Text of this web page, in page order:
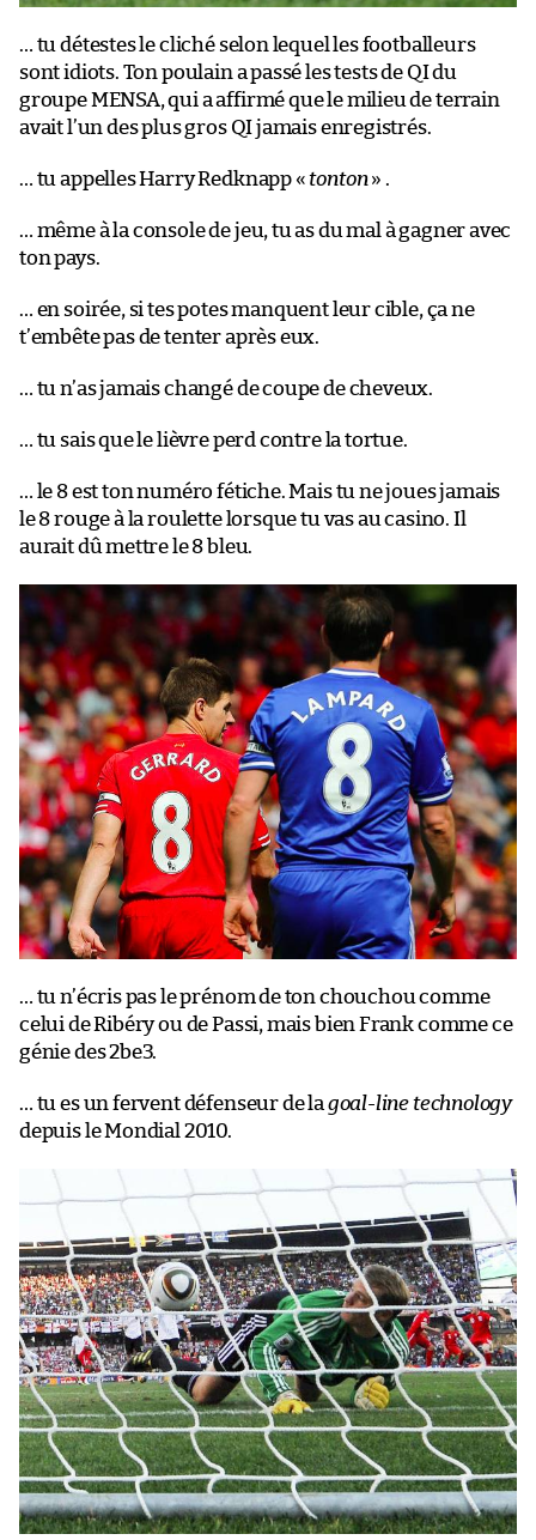
… tu détestes le cliché selon lequel les footballeurs
sont idiots. Ton poulain a passé les tests de QI du
groupe MENSA, qui a affirmé que le milieu de terrain
avait l’un des plus gros QI jamais enregistrés.
… tu appelles Harry Redknapp «tonton» .
… même à la console de jeu, tu as du mal à gagner avec
ton pays.
… en soirée, si tes potes manquent leur cible, ça ne
t’embête pas de tenter après eux.
… tu n’as jamais changé de coupe de cheveux.
… tu sais que le lièvre perd contre la tortue.
… le 8 est ton numéro fétiche. Mais tu ne joues jamais
le 8 rouge à la roulette lorsque tu vas au casino. Il
aurait dû mettre le 8 bleu.
… tu n’écris pas le prénom de ton chouchou comme
celui de Ribéry ou de Passi, mais bien Frank comme ce
génie des 2be3.
… tu es un fervent défenseur de la goal-line technology
depuis le Mondial 2010.